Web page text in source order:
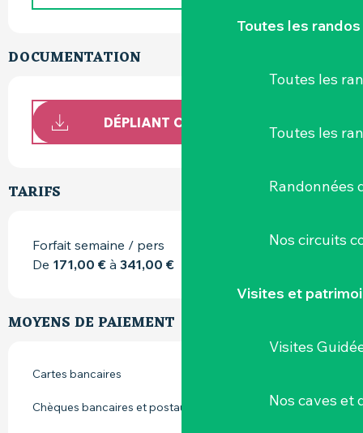
Toutes les randos
Toutes les
Toutes les
Randonnées
Nos circuits
Visites et
Visites
Nos caves et
DOCUMENTATION
DÉPLIANT CAP WEST
TARIFS
Forfait semaine / pers
De 171,00 € à 341,00 €
MOYENS DE PAIEMENT
Cartes bancaires
Chèques bancaires et postaux